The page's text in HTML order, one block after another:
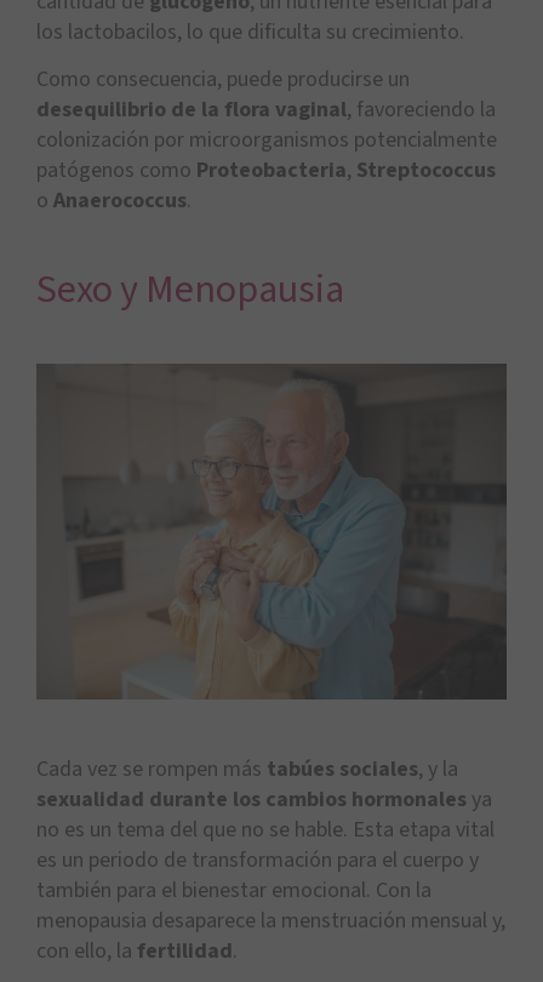
los lactobacilos, lo que dificulta su crecimiento.
Como consecuencia, puede producirse un
desequilibrio de la flora vaginal, favoreciendo la
colonización por microorganismos potencialmente
patógenos como Proteobacteria, Streptococcus
o Anaerococcus.
Sexo y Menopausia
Cada vez se rompen más tabúes sociales, y la
sexualidad durante los cambios hormonales ya
no es un tema del que no se hable. Esta etapa vital
es un periodo de transformación para el cuerpo y
también para el bienestar emocional. Con la
menopausia desaparece la menstruación mensual y,
con ello, la fertilidad.